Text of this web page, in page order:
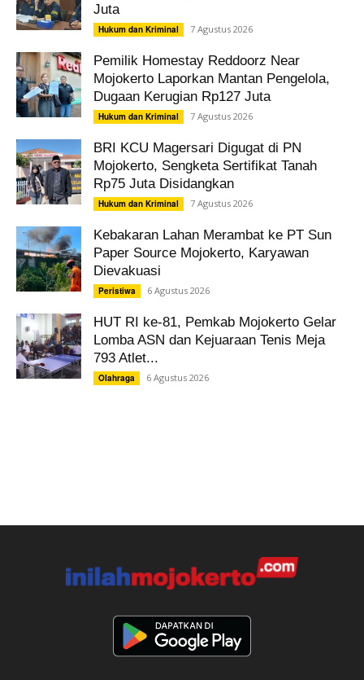
Juta
Hukum dan Kriminal 7 Agustus 2026
Pemilik Homestay Reddoorz Near
Mojokerto Laporkan Mantan Pengelola,
Dugaan Kerugian Rp127 Juta
Hukum dan Kriminal 7 Agustus 2026
BRI KCU Magersari Digugat di PN
Mojokerto, Sengketa Sertifikat Tanah
Rp75 Juta Disidangkan
Hukum dan Kriminal 7 Agustus 2026
Kebakaran Lahan Merambat ke PT Sun
Paper Source Mojokerto, Karyawan
Dievakuasi
Peristiwa 6 Agustus 2026
HUT RI ke-81, Pemkab Mojokerto Gelar
Lomba ASN dan Kejuaraan Tenis Meja
793 Atlet...
Olahraga 6 Agustus 2026